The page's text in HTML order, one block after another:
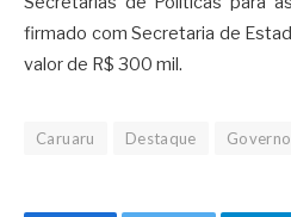
firmado com Secretaria de
valor de R$ 300 mil.
Caruaru Destaque